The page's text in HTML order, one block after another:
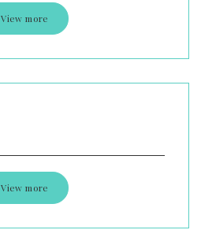
View more
View more